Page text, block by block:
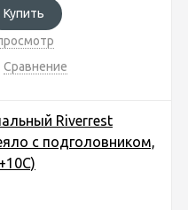
Купить
Сравнение
Riverrest
с подголовником,